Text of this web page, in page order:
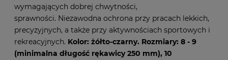
wymagających dobrej chwytności,
sprawności. Niezawodna ochrona przy pracach lekkich,
precyzyjnych, a także przy aktywnościach sportowych i
rekreacyjnych. Kolor: żółto-czarny. Rozmiary: 8 - 9
(minimalna długość rękawicy 250 mm), 10